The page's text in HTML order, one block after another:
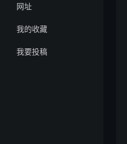
网址
我的收藏
我要投稿